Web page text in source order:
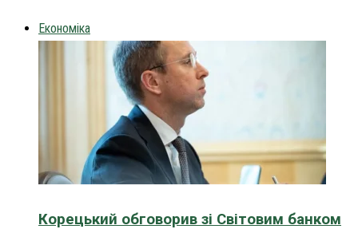
Економіка
Корецький обговорив зі Світовим банком